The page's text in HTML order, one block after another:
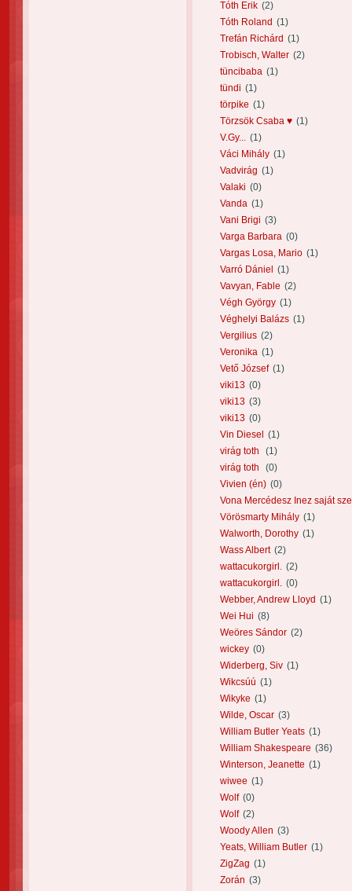
Tóth Erik (2)
Tóth Roland (1)
Trefán Richárd (1)
Trobisch, Walter (2)
tüncibaba (1)
tündi (1)
törpike (1)
Törzsök Csaba ♥ (1)
V.Gy...
(1)
Váci Mihály (1)
Vadvirág (1)
Valaki (0)
Vanda (1)
Vani Brigi (3)
Varga Barbara (0)
Vargas Losa, Mario (1)
Varró Dániel
(1)
Vavyan, Fable (2)
Végh György (1)
Véghelyi Balázs (1)
Vergilius (2)
Veronika (1)
Vető József (1)
viki13 (0)
viki13 (3)
viki13 (0)
Vin Diesel
(1)
virág toth
(1)
virág toth
(0)
Vivien (én) (0)
Vona Mercédesz Inez saját
Vörösmarty Mihály (1)
Walworth, Dorothy (1)
Wass Albert (2)
wattacukorgirl.
(2)
wattacukorgirl.
(0)
Webber, Andrew Lloyd (1)
Wei Hui (8)
Weöres Sándor (2)
wickey (0)
Widerberg, Siv (1)
Wikcsúú (1)
Wikyke (1)
Wilde, Oscar (3)
William Butler Yeats (1)
William Shakespeare (36)
Winterson, Jeanette (1)
wiwee (1)
Wolf (0)
Wolf (2)
Woody Allen (3)
Yeats, William Butler (1)
ZigZag (1)
Zorán (3)